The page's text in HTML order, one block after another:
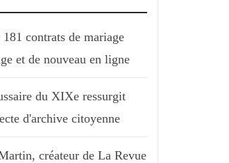
contrats de mariage
et de nouveau en ligne
du XIXe ressurgit
d'archive citoyenne
créateur de La Revue